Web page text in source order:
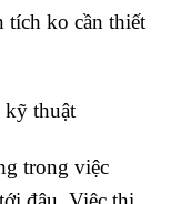
tích ko cần thiết
kỹ thuật
trong việc